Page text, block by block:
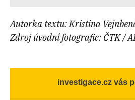
Autorka textu: Kristina
Zdroj úvodní fotografie: ČTK /